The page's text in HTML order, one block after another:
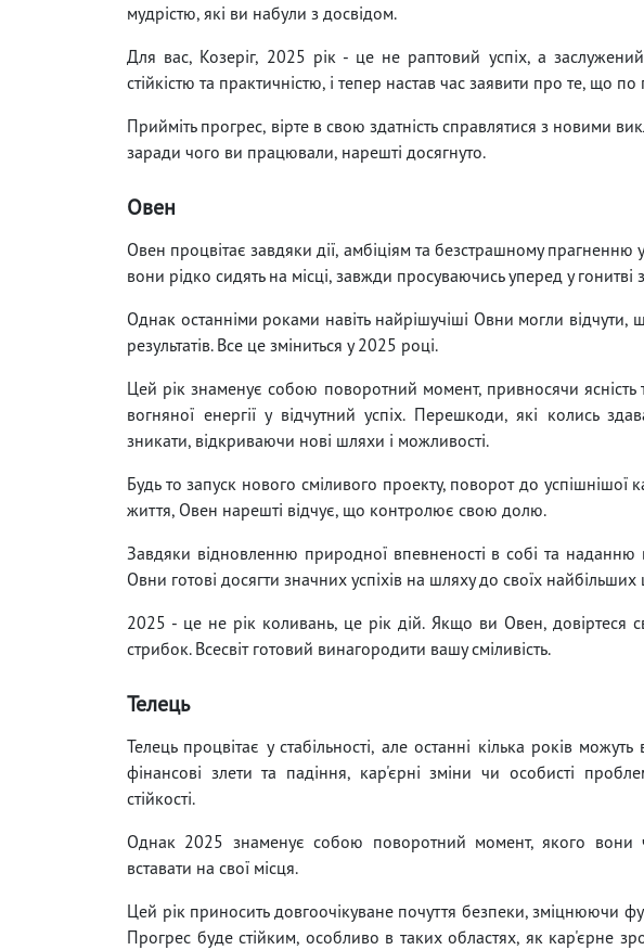
мудрістю, які ви набули з досвідом.
Для вас, Козеріг, 2025 рік - це не раптовий успіх, а
стійкістю та практичністю, і тепер настав час заявити про те, що
Прийміть прогрес, вірте в свою здатність справлятися з новими
заради чого ви працювали, нарешті досягнуто.
Овен
Овен процвітає завдяки дії, амбіціям та безстрашному прагненню
вони рідко сидять на місці, завжди просуваючись уперед у гонитві
Однак останніми роками навіть найрішучіші Овни могли відчути,
результатів. Все це зміниться у 2025 році.
Цей рік знаменує собою поворотний момент, привносячи ясність
вогняної енергії у відчутний успіх. Перешкоди, які колись
зникати, відкриваючи нові шляхи і можливості.
Будь то запуск нового сміливого проекту, поворот до успішнішої
життя, Овен нарешті відчує, що контролює свою долю.
Завдяки відновленню природної впевненості в собі та наданню
Овни готові досягти значних успіхів на шляху до своїх найбільших
2025 - це не рік коливань, це рік дій. Якщо ви Овен, довіртеся
стрибок. Всесвіт готовий винагородити вашу сміливість.
Телець
Телець процвітає у стабільності, але останні кілька років
фінансові злети та падіння, кар'єрні зміни чи особисті
стійкості.
Однак 2025 знаменує собою поворотний момент, якого вони
вставати на свої місця.
Цей рік приносить довгоочікуване почуття безпеки, зміцнюючи
Прогрес буде стійким, особливо в таких областях, як кар'єрне